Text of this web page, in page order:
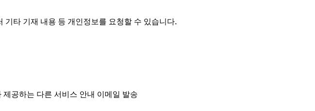
타 기재 내용 등 개인정보를 요청할 수 있습니다.
공하는 다른 서비스 안내 이메일 발송